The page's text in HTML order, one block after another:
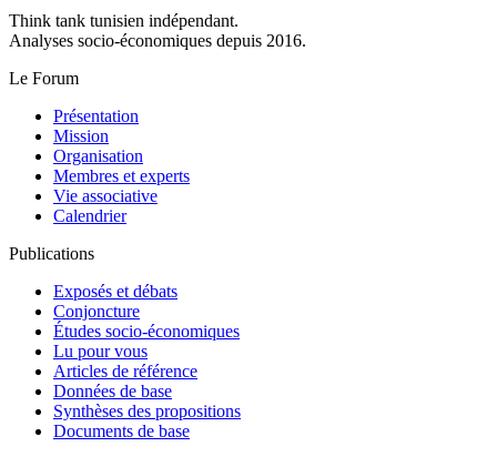
Think tank tunisien indépendant.
Analyses socio-économiques depuis 2016.
Le Forum
Présentation
Mission
Organisation
Membres et experts
Vie associative
Calendrier
Publications
Exposés et débats
Conjoncture
Études socio-économiques
Lu pour vous
Articles de référence
Données de base
Synthèses des propositions
Documents de base